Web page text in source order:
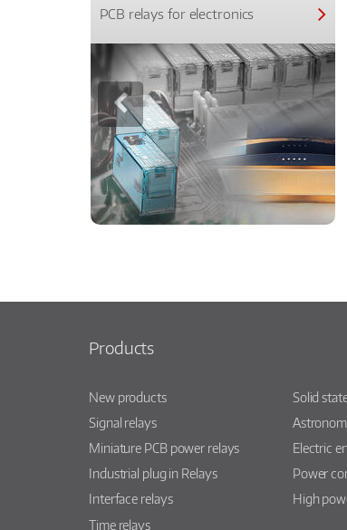
PCB relays for electronics
Products
New products
Signal relays
Miniature PCB power relays
Industrial plug in Relays
Interface relays
Time relays
Solid
Electric
Power
High